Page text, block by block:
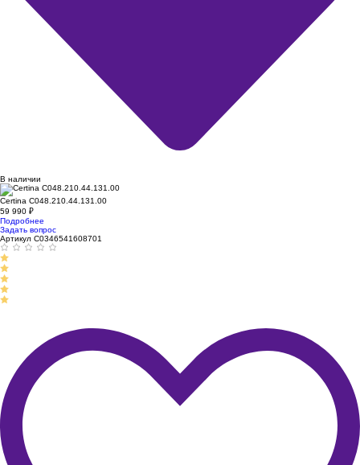
В наличии
Certina C048.210.44.131.00
59 990 ₽
Подробнее
Задать вопрос
Артикул C0346541608701